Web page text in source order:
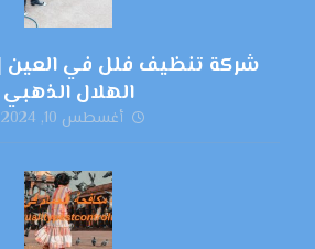
الهلال الذهبي
أغسطس 10, 2024